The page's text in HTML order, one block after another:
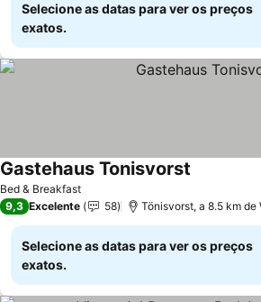
Selecione as datas para ver os preços
exatos.
Bed & Breakfast
Gastehaus Tonisvorst
9,3 Excelente 58 Tönisvorst, a 8.5 km de
Selecione as datas para ver os preços
exatos.